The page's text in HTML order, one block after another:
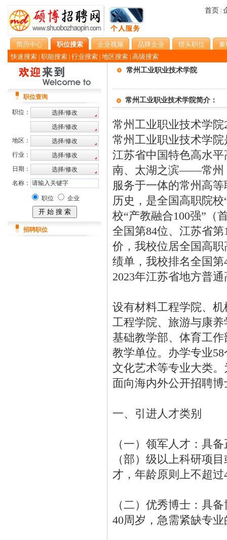
首页
简历中心 职位搜索 企业视频 品牌企业 猎头职位
兼
快速搜索 职能搜索 行业搜索 地区搜索 高级搜索
职位查询
职位：
地区：
行业：
日期：
名称：
职位 企业
招聘职位
常州工业职业技术学院
常州工业职业技术学院简介：
常州工业职业技术学
常州工业职业技术学
江苏省中国特色高水
南、太湖之滨——常州
服务于一体的常州高
历史，是全国高职院
校“产教融合100强”（
全国第84位、江苏省
价，我校位居全国高
绩单，我校排名全国第
2023年江苏省地方普
设有材料工程学院、
工程学院、旅游与康
基础教学部、体育工
教学单位。办学专业
文化艺术等专业大类
面向海内外公开招聘
一、引进人才类别
（一）领军人才：具
（部）级以上科研项
才，年龄原则上不超
（二）优秀博士：具
40周岁，急需紧缺专